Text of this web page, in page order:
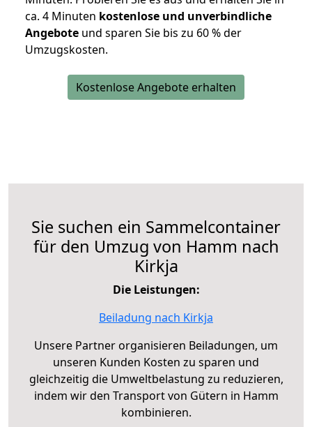
ca. 4 Minuten kostenlose und unverbindliche
Angebote und sparen Sie bis zu 60 % der
Umzugskosten.
Kostenlose Angebote erhalten
Sie suchen ein Sammelcontainer
für den Umzug von Hamm nach
Kirkja
Die Leistungen:
Beiladung nach Kirkja
Unsere Partner organisieren Beiladungen, um
unseren Kunden Kosten zu sparen und
gleichzeitig die Umweltbelastung zu reduzieren,
indem wir den Transport von Gütern in Hamm
kombinieren.